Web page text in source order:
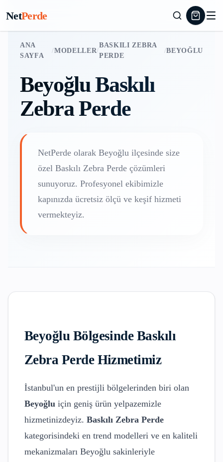
NetPerde
ANA
SAYFA
/MODELLER/
BASKILI ZEBRA
PERDE
/BEYOĞLU
BeyoğluBaskılı
Zebra Perde
NetPerde olarak Beyoğlu ilçesinde size
özel Baskılı Zebra Perde çözümleri
sunuyoruz. Profesyonel ekibimizle
kapınızda ücretsiz ölçü ve keşif hizmeti
vermekteyiz.
BeyoğluBölgesinde Baskılı
Zebra PerdeHizmetimiz
İstanbul'un en prestijli bölgelerinden biri olan
Beyoğlu için geniş ürün yelpazemizle
hizmetinizdeyiz. Baskılı Zebra Perde
kategorisindeki en trend modelleri ve en kaliteli
mekanizmaları Beyoğlu sakinleriyle